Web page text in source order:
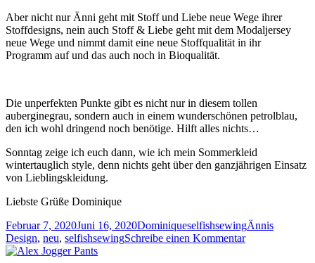
Aber nicht nur Änni geht mit Stoff und Liebe neue Wege ihrer
Stoffdesigns, nein auch Stoff & Liebe geht mit dem Modaljersey
neue Wege und nimmt damit eine neue Stoffqualität in ihr
Programm auf und das auch noch in Bioqualität.
Die unperfekten Punkte gibt es nicht nur in diesem tollen
auberginegrau, sondern auch in einem wunderschönen petrolblau,
den ich wohl dringend noch benötige. Hilft alles nichts…
Sonntag zeige ich euch dann, wie ich mein Sommerkleid
wintertauglich style, denn nichts geht über den ganzjährigen Einsatz
von Lieblingskleidung.
Liebste Grüße Dominique
Veröffentlicht
am
Februar 7, 2020Juni 16, 2020Autor
DominiqueKategorien
selfishsewingSchlagwörter
Ännis
Design, neu, selfishsewingSchreibe einen Kommentarzu